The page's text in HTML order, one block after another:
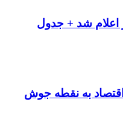
اقتصاد به نقطه جوش